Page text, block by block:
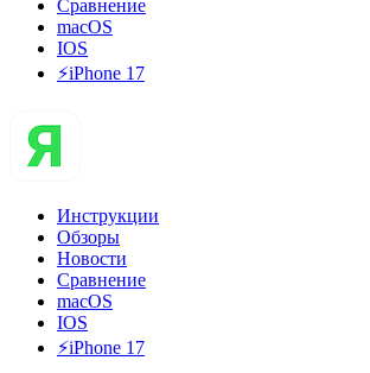
Сравнение
macOS
IOS
⚡️iPhone 17
Инструкции
Обзоры
Новости
Сравнение
macOS
IOS
⚡️iPhone 17